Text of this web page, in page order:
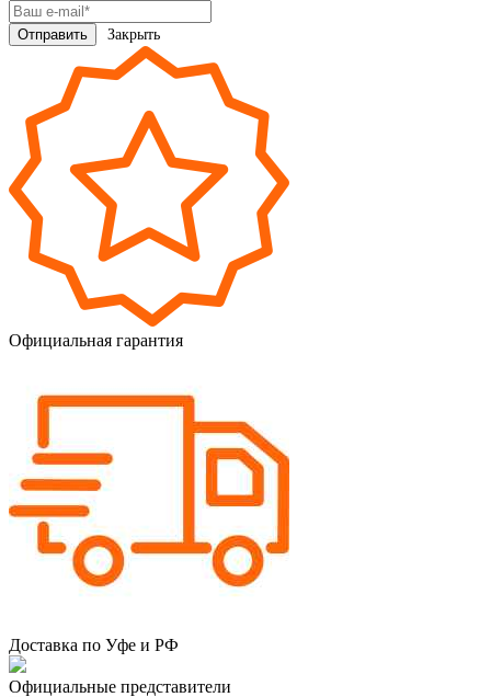
Закрыть
Официальная гарантия
Доставка по Уфе и РФ
Официальные представители